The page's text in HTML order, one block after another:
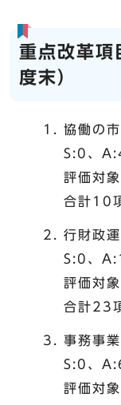
重点改革項
度末）
協働の
S:0、
評価対
合計10
行財政
S:0、
評価対
合計23
事務事
S:0、
評価対